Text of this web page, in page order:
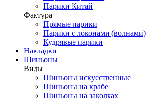
Парики Китай
Фактура
Прямые парики
Парики с локонами (волнами)
Кудрявые парики
Накладки
Шиньоны
Виды
Шиньоны искусственные
Шиньоны на крабе
Шиньоны на заколках